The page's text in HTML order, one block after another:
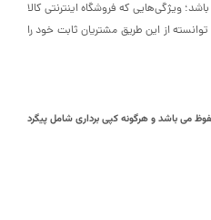
که فروشگاه اینترنتی کالا
از این طریق مشتریان ثابت خود را
و هرگونه کپی برداری شامل پیگرد